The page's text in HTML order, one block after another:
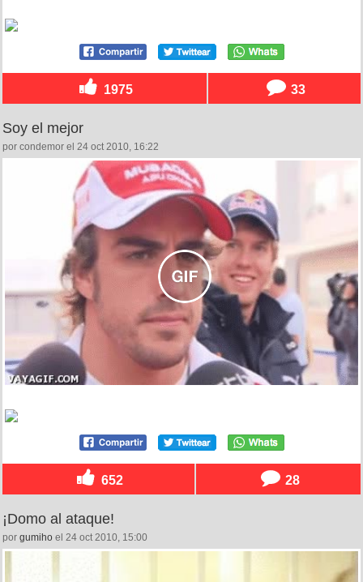
1975 33
Soy el mejor
por condemor el 24 oct 2010, 16:22
652 28
¡Domo al ataque!
por gumiho el 24 oct 2010, 15:00